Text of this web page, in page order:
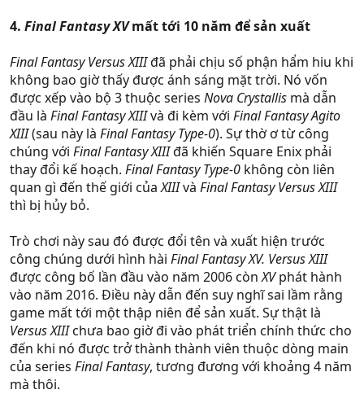
4. Final Fantasy XVmất tới 10 năm để sản xuất
Final Fantasy Versus XIIIđã phải chịu số phận hẩm hiu khi
không bao giờ thấy được ánh sáng mặt trời. Nó vốn
được xếp vào bộ 3 thuộc series Nova Crystallis mà dẫn
đầu là Final Fantasy XIIIvà đi kèm với Final Fantasy Agito
XIII(sau này là Final Fantasy Type-0). Sự thờ ơ từ công
chúng với Final Fantasy XIIIđã khiến Square Enix phải
thay đổi kế hoạch. Final Fantasy Type-0 không còn liên
quan gì đến thế giới củaXIIIvà Final Fantasy Versus XIII
thì bị hủy bỏ.
Trò chơi này sau đó được đổi tên và xuất hiện trước
công chúng dưới hình hài Final Fantasy XV. Versus XIII
được công bố lần đầu vào năm 2006 cònXVphát hành
vào năm 2016. Điều này dẫn đến suy nghĩ sai lầm rằng
game mất tới một thập niên để sản xuất. Sự thật là
Versus XIIIchưa bao giờ đi vào phát triển chính thức cho
đến khi nó được trở thành thành viên thuộc dòng main
của series Final Fantasy, tương đương với khoảng 4 năm
mà thôi.